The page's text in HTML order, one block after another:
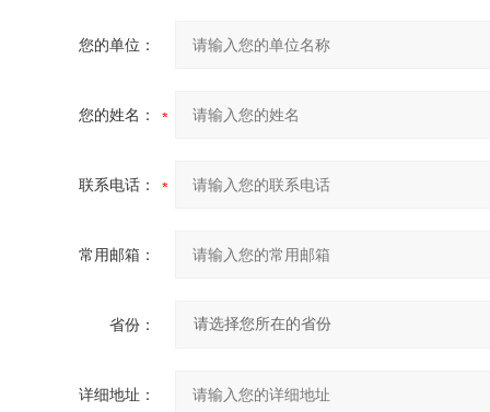
您的单位：
您的姓名：
联系电话：
常用邮箱：
省份：
详细地址：